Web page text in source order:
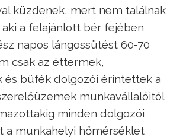
küzdenek, mert nem találnak
a felajánlott bér fejében
napos lángossütést 60-70
csak az éttermek,
és büfék dolgozói érintettek a
munkavállalóitól
minden dolgozói
a munkahelyi hőmérséklet